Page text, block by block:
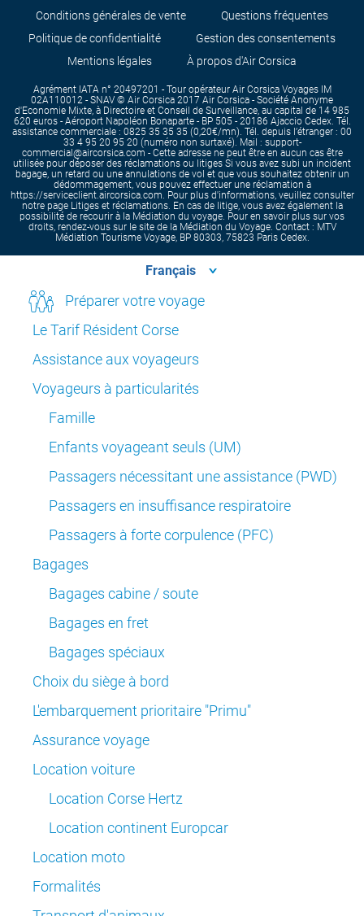
Conditions générales de vente
Questions fréquentes
Politique de confidentialité
Gestion des consentements
Mentions légales
À propos d'Air Corsica
Agrément IATA n° 20497201 - Tour opérateur Air Corsica Voyages IM
02A110012 - SNAV © Air Corsica 2017 Air Corsica - Société Anonyme
d'Economie Mixte, à Directoire et Conseil de Surveillance, au capital de 14 985
620 euros - Aéroport Napoléon Bonaparte - BP 505 - 20186 Ajaccio Cedex. Tél.
assistance commerciale : 0825 35 35 35 (0,20€/mn). Tél. depuis l’étranger : 00
33 4 95 20 95 20 (numéro non surtaxé). Mail : support-
commercial@aircorsica.com - Cette adresse ne peut être en aucun cas être
utilisée pour déposer des réclamations ou litiges Si vous avez subi un incident
bagage, un retard ou une annulations de vol et que vous souhaitez obtenir un
dédommagement, vous pouvez effectuer une réclamation à
https://serviceclient.aircorsica.com. Pour plus d'informations, veuillez consulter
notre page Litiges et réclamations. En cas de litige, vous avez également la
possibilité de recourir à la Médiation du voyage. Pour en savoir plus sur vos
droits, rendez-vous sur le site de la Médiation du Voyage. Contact : MTV
Médiation Tourisme Voyage, BP 80303, 75823 Paris Cedex.
Préparer votre voyage
Le Tarif Résident Corse
Assistance aux voyageurs
Voyageurs à particularités
Famille
Enfants voyageant seuls (UM)
Passagers nécessitant une assistance (PWD)
Passagers en insuffisance respiratoire
Passagers à forte corpulence (PFC)
Bagages
Bagages cabine / soute
Bagages en fret
Bagages spéciaux
Choix du siège à bord
L'embarquement prioritaire "Primu"
Assurance voyage
Location voiture
Location Corse Hertz
Location continent Europcar
Location moto
Formalités